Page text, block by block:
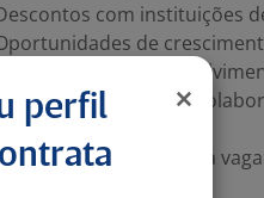
com instituições
de
Treinamento e
de trabalho
informações sobre a
perfil